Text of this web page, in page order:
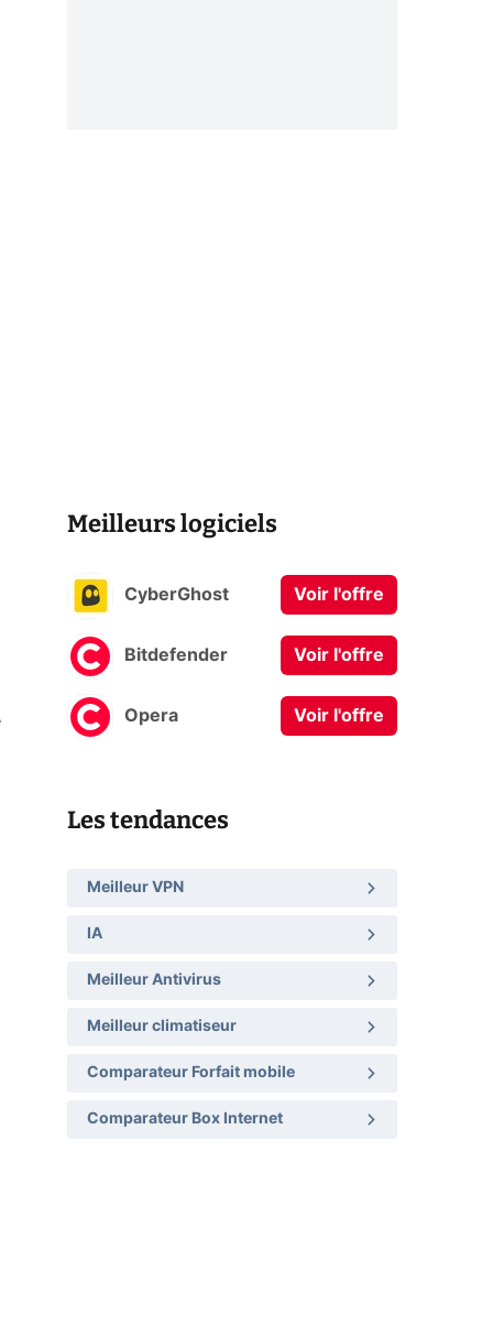
Meilleurs logiciels
CyberGhost Voir l'offre
Bitdefender Voir l'offre
Opera Voir l'offre
Les tendances
Meilleur VPN
IA
Meilleur Antivirus
Meilleur climatiseur
Comparateur Forfait mobile
Comparateur Box Internet